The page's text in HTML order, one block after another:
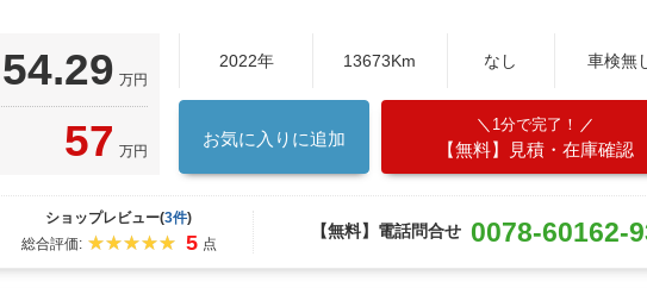
54.29 万円
57 万円
2022年 13673Km なし 車検無
お気に入りに追加
1分で完了！
【無料】見積・在庫確認
ショップレビュー(3件)
総合評価:
5 点
【無料】電話問合せ 0078-60162-